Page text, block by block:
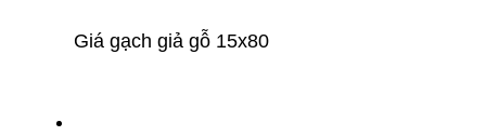
Giá gạch giả gỗ 15x80